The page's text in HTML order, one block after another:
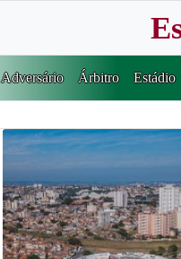
Adversário Árbitro Estádio